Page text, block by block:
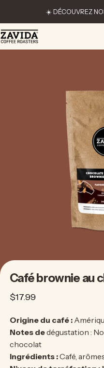
☀️ DÉCOUVREZ
Zavida Coffee
Cafébrownie au
$17.99
Origine du café :
Notes dedégustation :
chocolat
Ingrédients :Café,